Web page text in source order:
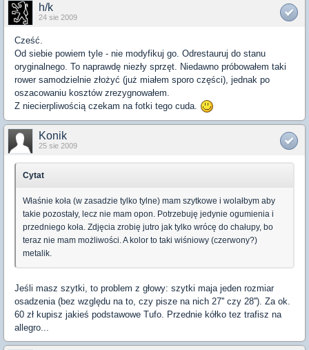
h/k
24 sie 2009
Cześć.
Od siebie powiem tyle - nie modyfikuj go. Odrestauruj do stanu
oryginalnego. To naprawdę niezły sprzęt. Niedawno próbowałem taki
rower samodzielnie złożyć (już miałem sporo części), jednak po
oszacowaniu kosztów zrezygnowałem.
Z niecierpliwością czekam na fotki tego cuda.
Konik
25 sie 2009
Cytat
Właśnie koła (w zasadzie tylko tylne) mam szytkowe i wolałbym aby
takie pozostały, lecz nie mam opon. Potrzebuję jedynie ogumienia i
przedniego koła. Zdjęcia zrobię jutro jak tylko wrócę do chałupy, bo
teraz nie mam możliwości. A kolor to taki wiśniowy (czerwony?)
metalik.
Jeśli masz szytki, to problem z głowy: szytki maja jeden rozmiar
osadzenia (bez względu na to, czy pisze na nich 27'' czy 28''). Za ok.
60 zł kupisz jakieś podstawowe Tufo. Przednie kółko tez trafisz na
allegro...